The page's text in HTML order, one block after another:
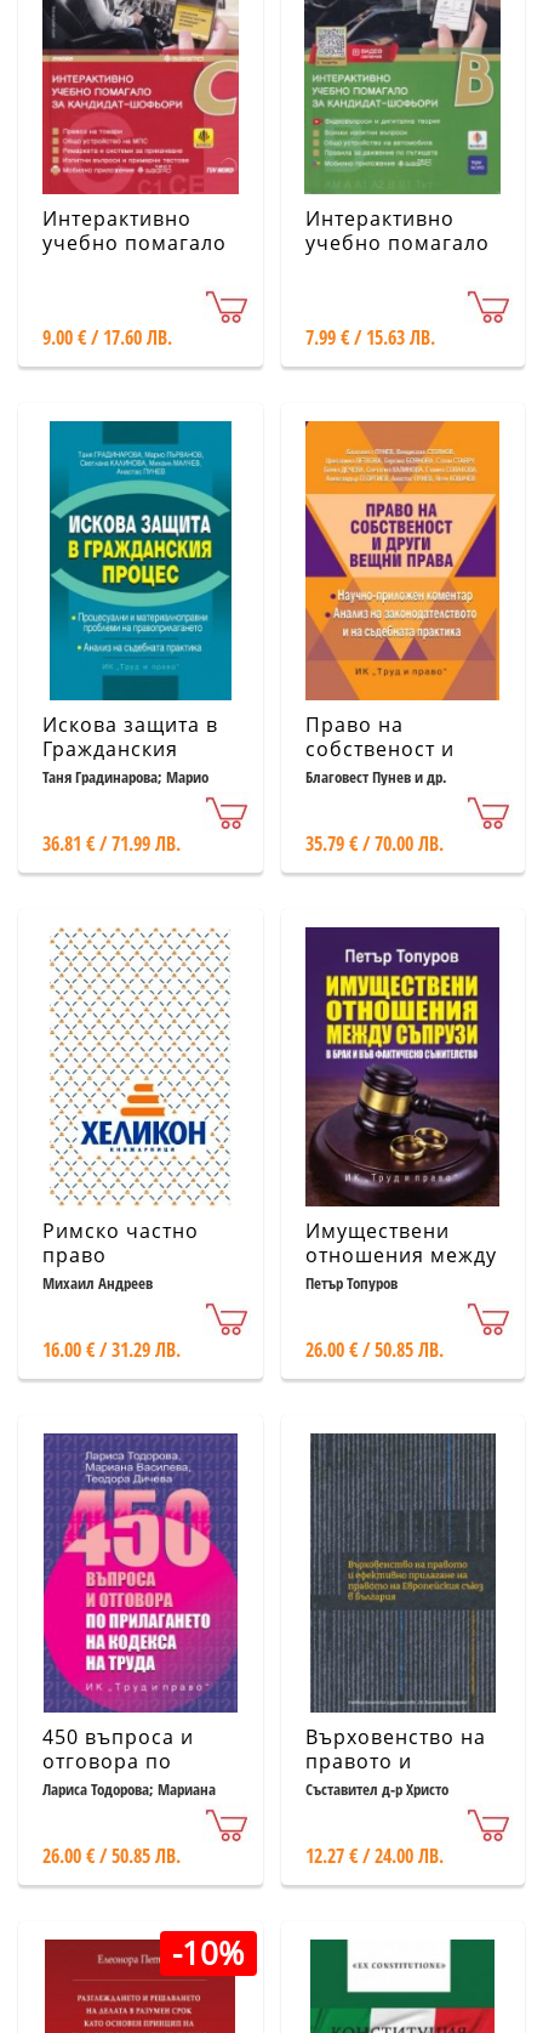
Интерактивно
учебно помагало
9.00 € / 17.60 ЛВ.
Интерактивно
учебно помагало
7.99 € / 15.63 ЛВ.
Искова защита в
Гражданския
процес
Таня Градинарова; Марио
36.81 € / 71.99 ЛВ.
Право на
собственост и
други вещни
Благовест Пунев и др.
35.79 € / 70.00 ЛВ.
Римско частно
право
Михаил Андреев
16.00 € / 31.29 ЛВ.
Имуществени
отношения между
съпрузи в брак и
във фактическо
Петър Топуров
26.00 € / 50.85 ЛВ.
450 въпроса и
отговора по
прилагането на
Кодекса на труда
Лариса Тодорова; Мариана
Василева; Теодора Дичева
26.00 € / 50.85 ЛВ.
Върховенство на
правото и
ефективно
Европейския
съюз в България
Съставител д-р Христо
12.27 € / 24.00 ЛВ.
-10%